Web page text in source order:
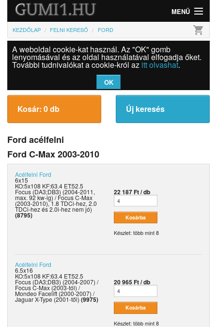
MENÜ
Gumi
Felni
Bejelentkezés
KEZDŐLAP FELNI KERESŐ FORD shopping_cart
A weboldal cookie-kat használ. Az "OK" gomb
lenyomásával és az oldal használatával elfogadja őket.
További tudnivalókat a cookie-król az itt olvashat.
OK
Kosár: 0 db Új keresés
Ford acélfelni
Ford C-Max 2003-2010
Acélfelni Ford
6x15
KO:5x108 KF:63.4 ET:52.5
Focus (DA3;DB3) (2004-2011,
max. 92 kw-ig) / Focus C-Max
(2003-2010), 1.8 TDCi-hez, 2.0
TDCi-hez és 2.0i-hez nem jó)
(8795)
22 187 Ft / db
Készlet: több mint 8
Acélfelni Ford
6.5x16
KO:5x108 KF:63.4 ET:52.5
Focus (DA3;DB3) (2004-2007) /
Focus C-Max (2003-tól) /
Mondeo Facelift (2000-2007) /
Jaguar X-Type (2001-től) (9975)
20 965 Ft / db
Készlet: több mint 8